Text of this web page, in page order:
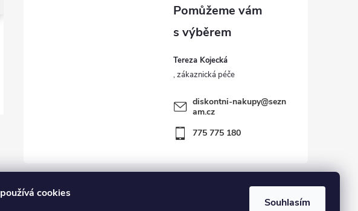
cookies
Souhlasím
Tereza Kojecká
diskontni-nakupy@sezn
am.cz
775 775 180